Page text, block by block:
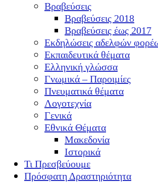
Βραβεύσεις
Βραβεύσεις 2018
Βραβεύσεις έως 2017
Εκδηλώσεις αδελφών
Εκπαιδευτικά θέματα
Ελληνική γλώσσα
Γνωμικά – Παροιμίες
Πνευματικά θέματα
Λογοτεχνία
Γενικά
Εθνικά Θέματα
Μακεδονία
Ιστορικά
Τι Πρεσβεύουμε
Πρόσφατη Δραστηριότητα